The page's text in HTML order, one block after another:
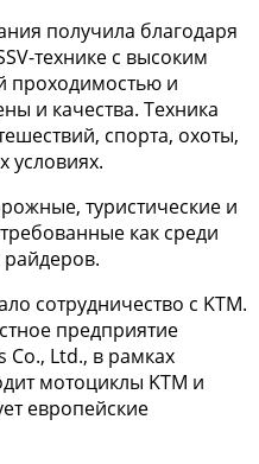
получила благодаря
технике с высоким
проходимостью и
и качества. Техника
спорта, охоты,
условиях.
туристические и
как среди
сотрудничество с KTM.
предприятие
Co., Ltd., в рамках
мотоциклы KTM и
европейские